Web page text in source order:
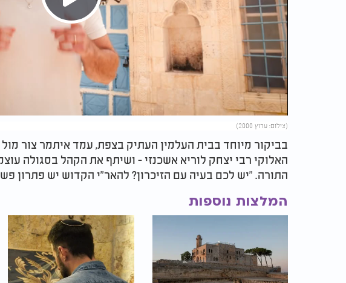
Play
Video
(צילום: ערוץ 2000)
בביקור מיוחד בבית העלמין העתיק בצפת, עמד איתמר צור
האלוקי רבי יצחק לוריא אשכנזי - ושיתף את הקהל בסגולה
התורה. "יש לכם בעיה עם הזיכרון? להאר"י הקדוש יש פתרון
המלצות נוספות